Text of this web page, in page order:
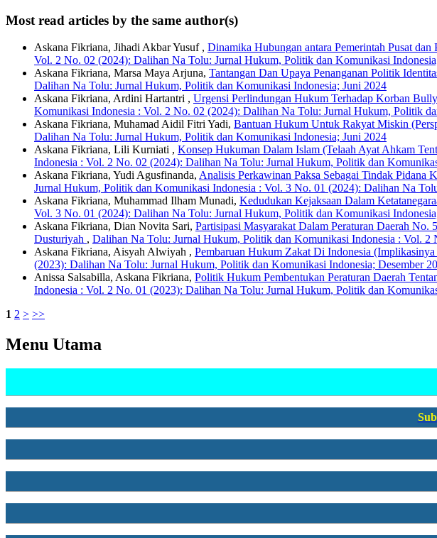
Most read articles by the same author(s)
Askana Fikriana, Jihadi Akbar Yusuf , Dinamika Hubungan antara Pemerintah Pusat
Vol. 2 No. 02 (2024): Dalihan Na Tolu: Jurnal Hukum, Politik dan Komunikasi
Askana Fikriana, Marsa Maya Arjuna, Tantangan Dan Upaya Penanganan Politik
Dalihan Na Tolu: Jurnal Hukum, Politik dan Komunikasi Indonesia; Juni 2024
Askana Fikriana, Ardini Hartantri , Urgensi Perlindungan Hukum Terhadap Korban
Komunikasi Indonesia : Vol. 2 No. 02 (2024): Dalihan Na Tolu: Jurnal Hukum, Politik
Askana Fikriana, Muhamad Aidil Fitri Yadi, Bantuan Hukum Untuk Rakyat Miskin
Dalihan Na Tolu: Jurnal Hukum, Politik dan Komunikasi Indonesia; Juni 2024
Askana Fikriana, Lili Kurniati , Konsep Hukuman Dalam Islam (Telaah Ayat Ahkam
Indonesia : Vol. 2 No. 02 (2024): Dalihan Na Tolu: Jurnal Hukum, Politik dan
Askana Fikriana, Yudi Agusfinanda, Analisis Perkawinan Paksa Sebagai Tindak Pidana
Jurnal Hukum, Politik dan Komunikasi Indonesia : Vol. 3 No. 01 (2024): Dalihan Na
Askana Fikriana, Muhammad Ilham Munadi, Kedudukan Kejaksaan Dalam
Vol. 3 No. 01 (2024): Dalihan Na Tolu: Jurnal Hukum, Politik dan Komunikasi
Askana Fikriana, Dian Novita Sari, Partisipasi Masyarakat Dalam Peraturan Daerah
Dusturiyah , Dalihan Na Tolu: Jurnal Hukum, Politik dan Komunikasi Indonesia : Vol.
Askana Fikriana, Aisyah Alwiyah , Pembaruan Hukum Zakat Di Indonesia (Implikasinya
(2023): Dalihan Na Tolu: Jurnal Hukum, Politik dan Komunikasi Indonesia; Desember
Anissa Salsabilla, Askana Fikriana, Politik Hukum Pembentukan Peraturan Daerah
Indonesia : Vol. 2 No. 01 (2023): Dalihan Na Tolu: Jurnal Hukum, Politik dan
1 2 > >>
Menu Utama